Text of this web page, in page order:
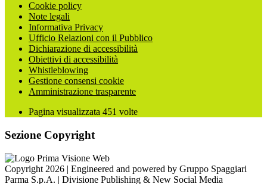
Cookie policy
Note legali
Informativa Privacy
Ufficio Relazioni con il Pubblico
Dichiarazione di accessibilità
Obiettivi di accessibilità
Whistleblowing
Gestione consensi cookie
Amministrazione trasparente
Pagina visualizzata 451 volte
Sezione Copyright
Copyright 2026 | Engineered and powered by Gruppo Spaggiari
Parma S.p.A. | Divisione Publishing & New Social Media